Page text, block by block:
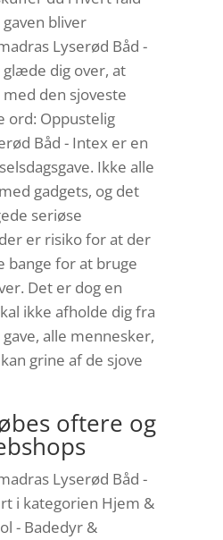
bliver
Lyserød Båd -
glæde dig over, at
den sjoveste
ord: Oppustelig
Båd - Intex er en
Ikke alle
gadgets, og det
seriøse
er risiko for at der
bange for at bruge
Det er dog en
ikke afholde dig fra
alle mennesker,
grine af de sjove
oftere og
Lyserød Båd -
i kategorien Hjem &
- Badedyr &